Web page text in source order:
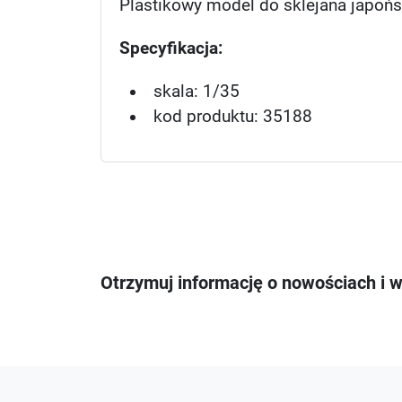
Plastikowy model do sklejana
Specyfikacja:
skala: 1/35
kod produktu: 35188
Otrzymuj informację o nowościach i